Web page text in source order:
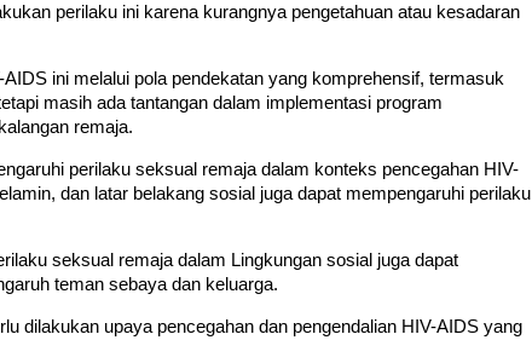
perilaku ini karena kurangnya pengetahuan atau kesadaran
ini melalui pola pendekatan yang komprehensif, termasuk
masih ada tantangan dalam implementasi program
remaja.
perilaku seksual remaja dalam konteks pencegahan HIV-
dan latar belakang sosial juga dapat mempengaruhi perilaku
seksual remaja dalam Lingkungan sosial juga dapat
teman sebaya dan keluarga.
dilakukan upaya pencegahan dan pengendalian HIV-AIDS yang